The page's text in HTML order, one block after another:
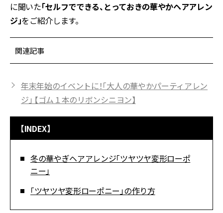
に聞いた「セルフでできる、とっておきの華やかヘアアレン
ジ」をご紹介します。
関連記事
年末年始のイベントに！「大人の華やかパーティアレン
ジ」 【ゴム１本のリボンシニヨン】
【INDEX】
冬の華やぎヘアアレンジ「ツヤツヤ変形ローポ
ニー」
「ツヤツヤ変形ローポニー」の作り方